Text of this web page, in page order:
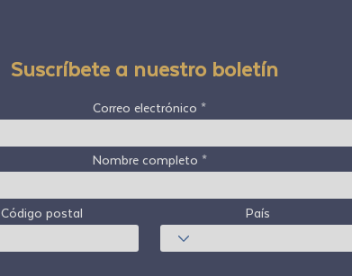
Suscríbete a nuestro boletín
Correo electrónico
Nombre completo
Código postal País